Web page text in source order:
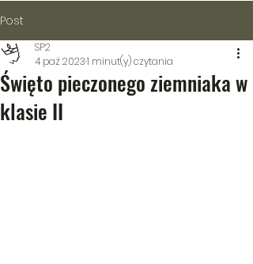
Post
Święto pieczonego ziemniaka w
klasie II
SP2
4 paź 20231 minut(y) czytania